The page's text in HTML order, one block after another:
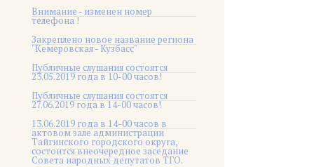
Внимание - изменен номер
телефона !
Закреплено новое название региона
"Кемеровская - Кузбасс"
Публичные слушания состоятся
23.05.2019 года в 10-00 часов!
Публичные слушания состоятся
27.06.2019 года в 14-00 часов!
13.06.2019 года в 14-00 часов в
актовом зале администрации
Тайгинского городского округа,
состоится внеочередное заседание
Совета народных депутатов ТГО.